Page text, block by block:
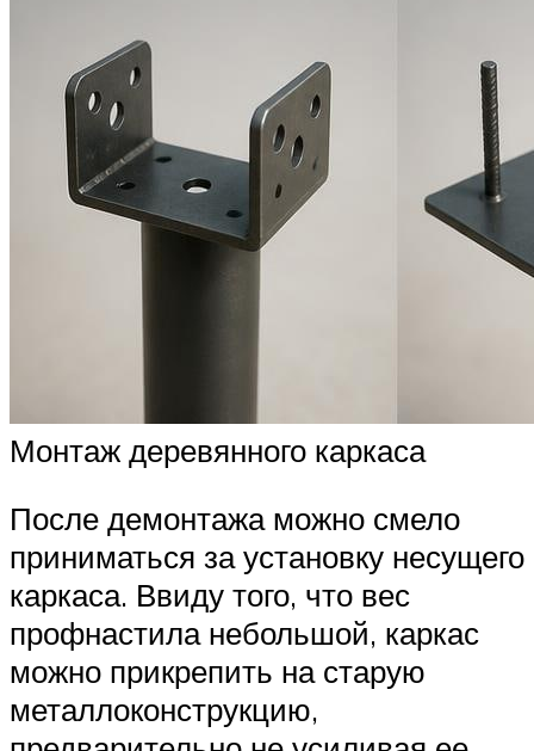
Монтаж деревянного каркаса
После демонтажа можно смело
приниматься за установку несущего
каркаса. Ввиду того, что вес
профнастила небольшой, каркас
можно прикрепить на старую
металлоконструкцию,